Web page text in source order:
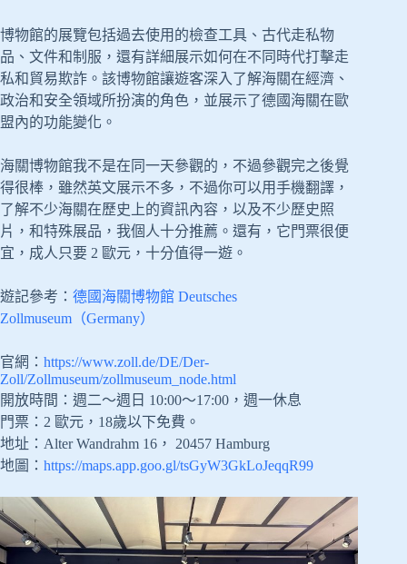
博物館的展覽包括過去使用的檢查工具、古代走私物
品、文件和制服，還有詳細展示如何在不同時代打擊走
私和貿易欺詐。該博物館讓遊客深入了解海關在經濟、
政治和安全領域所扮演的角色，並展示了德國海關在歐
盟內的功能變化。
海關博物館我不是在同一天參觀的，不過參觀完之後覺
得很棒，雖然英文展示不多，不過你可以用手機翻譯，
了解不少海關在歷史上的資訊內容，以及不少歷史照
片，和特殊展品，我個人十分推薦。還有，它門票很便
宜，成人只要 2 歐元，十分值得一遊。
遊記參考： 德國海關博物館 Deutsches
Zollmuseum（Germany）
官網： https://www.zoll.de/DE/Der-
Zoll/Zollmuseum/zollmuseum_node.html
開放時間：週二～週日 10:00～17:00，週一休息
門票：2 歐元，18歲以下免費。
地址：Alter Wandrahm 16， 20457 Hamburg
地圖： https://maps.app.goo.gl/tsGyW3GkLoJeqqR99